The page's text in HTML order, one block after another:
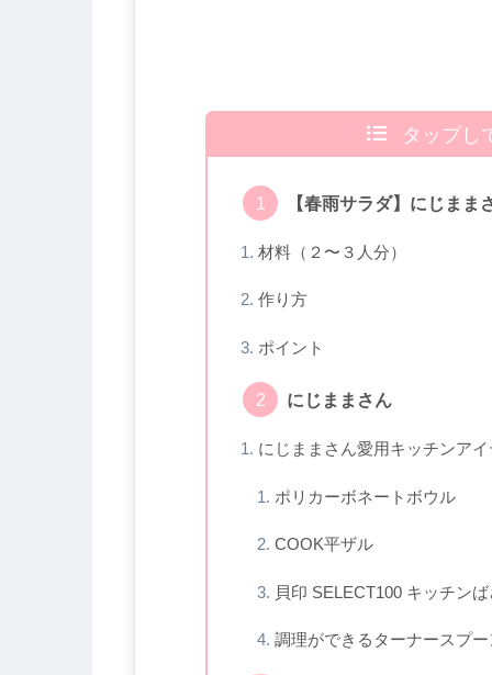
タップし
【春雨サラダ】にじまま
材料（２〜３人分）
作り方
ポイント
にじままさん
にじままさん愛用キッチンア
ポリカーボネートボウル
COOK平ザル
貝印 SELECT100 キッチン
調理ができるターナースプー